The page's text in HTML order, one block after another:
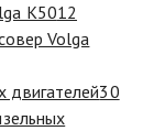
12
Volga
30